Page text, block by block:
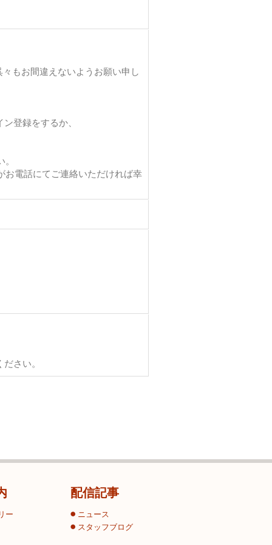
もお間違えないようお願い申し
登録をするか、
電話にてご連絡いただければ幸
さい。
ー
配信記事
ニュース
スタッフブログ